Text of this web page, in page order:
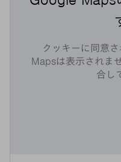
クッキーに同意
Mapsは表示されませ
合し